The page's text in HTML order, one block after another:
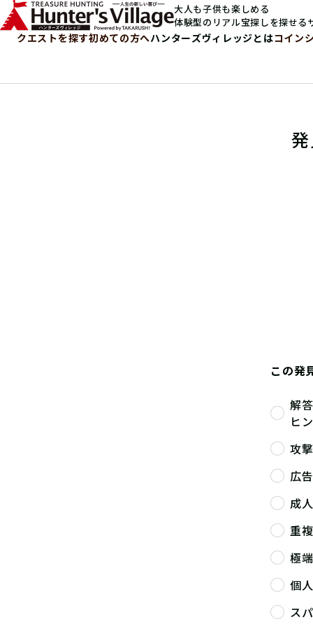
大人も子供も楽しめる
体験型のリアル宝探しを探せる
クエストを探す初めての方へハンターズヴィレッジとはコイン
この発
解
ヒ
攻
広
成
重
極
個
ス